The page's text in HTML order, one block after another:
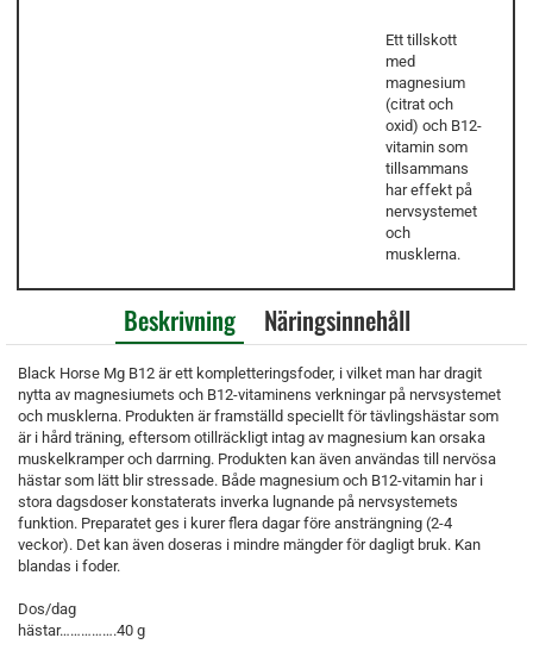
Ett tillskott
med
magnesium
(citrat och
oxid) och B12-
vitamin som
tillsammans
har effekt på
nervsystemet
och
musklerna.
Beskrivning Näringsinnehåll
Black Horse Mg B12 är ett kompletteringsfoder, i vilket man har dragit
nytta av magnesiumets och B12-vitaminens verkningar på nervsystemet
och musklerna. Produkten är framställd speciellt för tävlingshästar som
är i hård träning, eftersom otillräckligt intag av magnesium kan orsaka
muskelkramper och darrning. Produkten kan även användas till nervösa
hästar som lätt blir stressade. Både magnesium och B12-vitamin har i
stora dagsdoser konstaterats inverka lugnande på nervsystemets
funktion. Preparatet ges i kurer flera dagar före ansträngning (2-4
veckor). Det kan även doseras i mindre mängder för dagligt bruk. Kan
blandas i foder.
Dos/dag
hästar…………….40 g